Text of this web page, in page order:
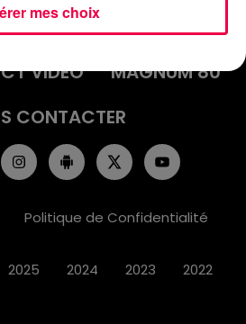
JEUX
PODCASTS
VIDÉO
MAGNUM 80
CONTACTER
Politique de Confidentialité
2025 2024 2023 2022
mes choix